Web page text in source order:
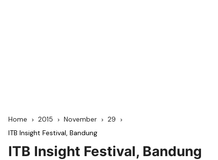
Home 2015 November
29
ITB Insight Festival, Bandung
ITB Insight Festival, Bandung